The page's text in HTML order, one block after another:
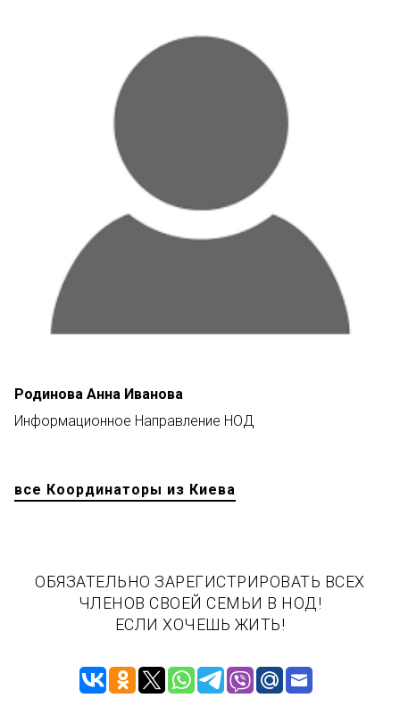
Родинова Анна Иванова
Информационное Направление НОД
все Координаторы из Киева
ОБЯЗАТЕЛЬНО ЗАРЕГИСТРИРОВАТЬ ВСЕХ
ЧЛЕНОВ СВОЕЙ СЕМЬИ В НОД!
ЕСЛИ ХОЧЕШЬ ЖИТЬ!